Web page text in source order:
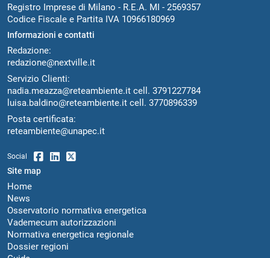
Registro Imprese di Milano - R.E.A. MI - 2569357
Codice Fiscale e Partita IVA 10966180969
Informazioni e contatti
Redazione:
redazione@nextville.it
Servizio Clienti:
nadia.meazza@reteambiente.it cell. 3791227784
luisa.baldino@reteambiente.it cell. 3770896339
Posta certificata:
reteambiente@unapec.it
Social
Site map
Home
News
Osservatorio normativa energetica
Vademecum autorizzazioni
Normativa energetica regionale
Dossier regioni